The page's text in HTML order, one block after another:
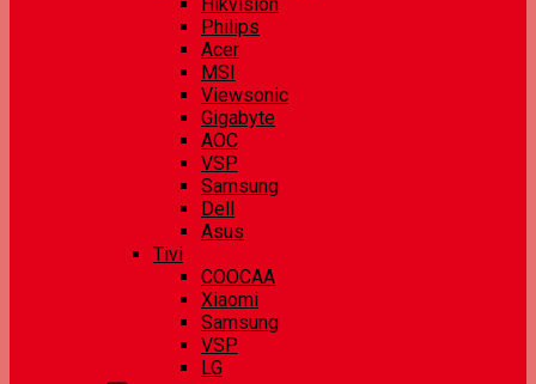
Philips
Acer
MSI
Viewsonic
Gigabyte
AOC
VSP
Samsung
Dell
Asus
Tivi
COOCAA
Xiaomi
Samsung
VSP
LG